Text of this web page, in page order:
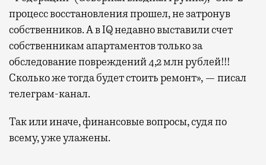
процесс восстановления прошел, не затронув
собственников. А в IQ недавно выставили счет
собственникам апартаментов только за
обследование повреждений 4,2 млн рублей!!!
Сколько же тогда будет стоить ремонт», — писал
телеграм-канал.
Так или иначе, финансовые вопросы, судя по
всему, уже улажены.